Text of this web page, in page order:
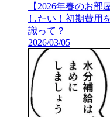
【2026年春のお
したい！初期費用
識って？
2026/03/05